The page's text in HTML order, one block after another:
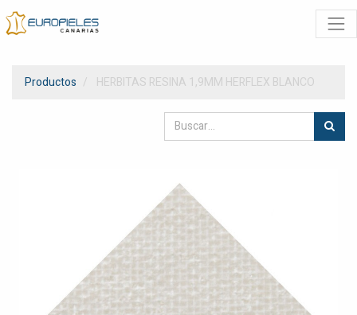
Productos HERBITAS RESINA 1,9MM HERFLEX BLANCO